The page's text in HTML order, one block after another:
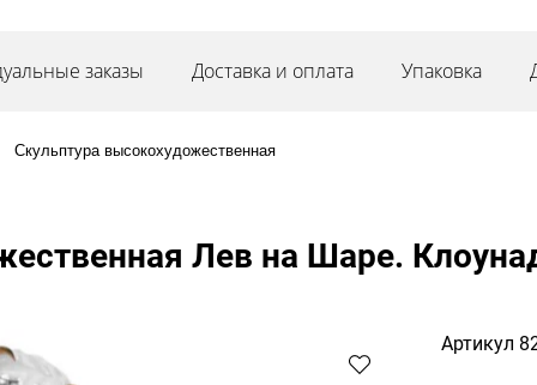
заказы Доставка и оплата Упаковка
Скульптура высокохудожественная
Лев на Шаре.
Артикул